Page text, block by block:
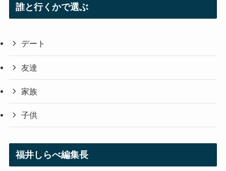
誰と行くかで選ぶ
デート
友達
家族
子供
福井しらべ編集長